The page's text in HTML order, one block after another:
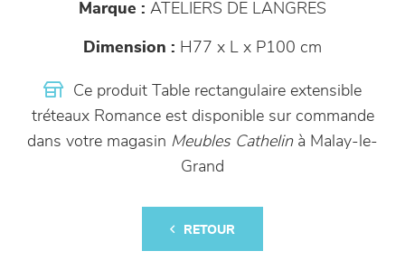
Marque : ATELIERS DE LANGRES
Dimension : H77 x L x P100 cm
Ce produit Table rectangulaire extensible
tréteaux Romance est disponible sur commande
dans votre magasin Meubles Cathelinà Malay-le-
Grand
RETOUR